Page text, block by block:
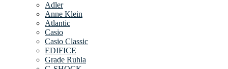
Adler
Anne Klein
Atlantic
Casio
Casio Classic
EDIFICE
Grade Ruhla